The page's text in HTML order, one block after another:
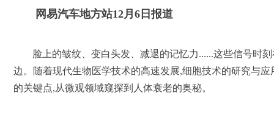
网易汽车地方站12月6日报道
脸上的皱纹、变白头发、减退的记忆力......这些信号时
边。随着现代生物医学技术的高速发展,细胞技术的研究与
的关键点,从微观领域窥探到人体衰老的奥秘。